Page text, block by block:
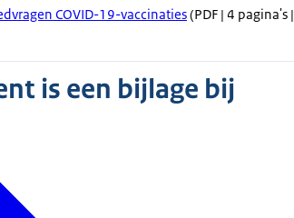
COVID-19-vaccinaties(PDF | 4 pagina's |
is een bijlage bij